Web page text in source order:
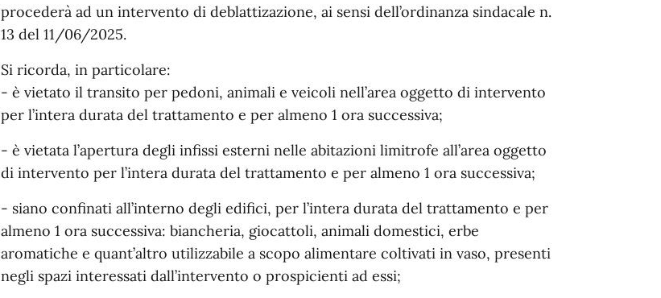
procederà ad un intervento di deblattizazione, ai sensi dell’ordinanza sindacale n.
13 del 11/06/2025.
Si ricorda, in particolare:
- è vietato il transito per pedoni, animali e veicoli nell’area oggetto di intervento
per l’intera durata del trattamento e per almeno 1 ora successiva;
- è vietata l’apertura degli infissi esterni nelle abitazioni limitrofe all’area oggetto
di intervento per l’intera durata del trattamento e per almeno 1 ora successiva;
- siano confinati all’interno degli edifici, per l’intera durata del trattamento e per
almeno 1 ora successiva: biancheria, giocattoli, animali domestici, erbe
aromatiche e quant’altro utilizzabile a scopo alimentare coltivati in vaso, presenti
negli spazi interessati dall’intervento o prospicienti ad essi;